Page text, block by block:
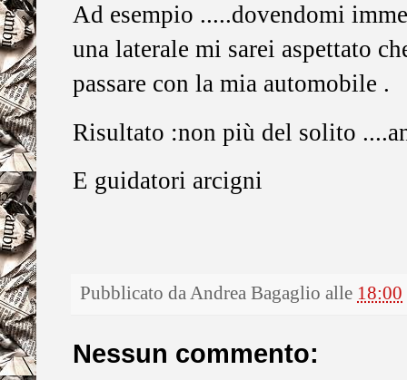
Ad esempio .....dovendomi
una laterale mi sarei aspettato
passare con la mia automobile .
Risultato :non più del solito
E guidatori arcigni
Pubblicato daAndrea Bagaglio alle 18:00
Nessun commento: